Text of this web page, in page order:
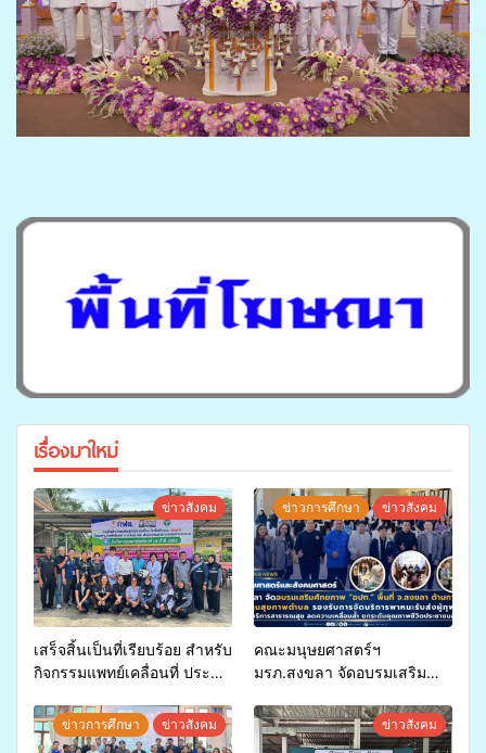
เรื่องมาใหม่
ข่าวสังคม
เสร็จสิ้นเป็นที่เรียบร้อย สำหรับ
กิจกรรมแพทย์เคลื่อนที่ ประจำ
สุขภาพแก่ประชาชนในพื้นที่
อำเภอจะนะ
ข่าวการศึกษา ข่าวสังคม
คณะมนุษยศาสตร์ฯ
มรภ.สงขลา จัดอบรมเสริม
จ่ายงบกองทุนสุขภาพตำบล
รองรับการจัดบริการพาหนะรับ
ข่าวการศึกษา ข่าวสังคม ข่าวสังคม